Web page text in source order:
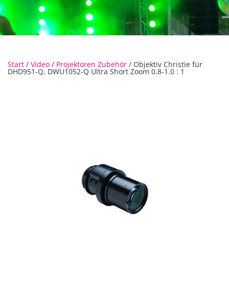
Start / Video / Projektoren Zubehör / Objektiv Christie für
DHD951-Q, DWU1052-Q Ultra Short Zoom 0,8-1.0 : 1